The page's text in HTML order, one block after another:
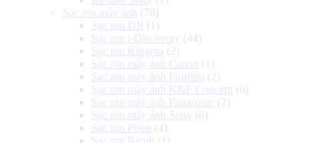
Sạc pin máy ảnh
(78)
Sạc pin DJI (1)
Sạc pin i-Discovery (44)
Sạc pin Kingma (2)
Sạc pin máy ảnh Canon
(1)
Sạc pin máy ảnh Fujifilm (2)
Sạc pin máy ảnh K&F Concept (6)
Sạc pin máy ảnh Panasonic (2)
Sạc pin máy ảnh Sony (6)
Sạc pin Pisen
(4)
Sạc pin Ricoh
(1)